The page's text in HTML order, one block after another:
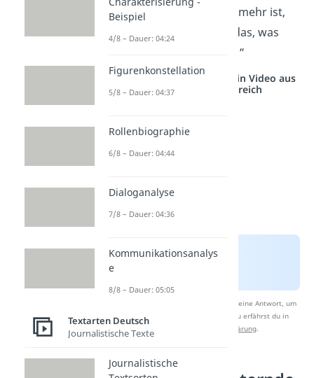
über das, was nicht mehr ist,
und freue dich auf das, was
noch kommen wird.”
Studyflix vernetzt: Hier ein Video aus
einem anderen Bereich
Nach Beantwortung speichern wir deine Antwort, um
Studyflix zu verbessern. Mehr dazu erfährst du in
Datenschutzerklärung.
Beispiel
4/8 – Dauer: 04:24
Figurenkonstellation
5/8 – Dauer: 04:37
Rollenbiographie
6/8 – Dauer: 04:44
Dialoganalyse
7/8 – Dauer: 04:36
Kommunikationsanalys
e
8/8 – Dauer: 05:05
Textarten Deutsch
Journalistische Texte
Journalistische